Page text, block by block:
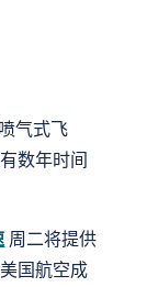
气式飞
数年时间
周二将提供
国航空成